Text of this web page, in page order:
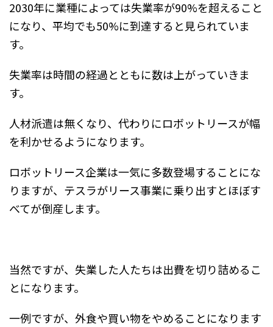
2030年に業種によっては失業率が90%を超えること
になり、平均でも50%に到達すると見られていま
す。
失業率は時間の経過とともに数は上がっていきま
す。
人材派遣は無くなり、代わりにロボットリースが幅
を利かせるようになります。
ロボットリース企業は一気に多数登場することにな
りますが、テスラがリース事業に乗り出すとほぼす
べてが倒産します。
当然ですが、失業した人たちは出費を切り詰めるこ
とになります。
一例ですが、外食や買い物をやめることになります